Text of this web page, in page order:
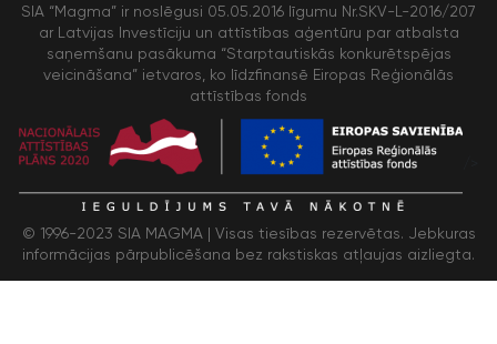
SIA “Magma” ir noslēgusi 05.05.2016 līgumu Nr.SKV-L-2016/207
ar Latvijas Investīciju un attīstības aģentūru par atbalsta
saņemšanu pasākuma “Starptautiskās konkurētspējas
veicināšana” ietvaros, ko līdzfinansē Eiropas Reģionālās
attīstības fonds
© 1996-2023 SIA MAGMA | Visas tiesības rezervētas. Jebkuras
informācijas pārpublicēšana bez rakstiskas atļaujas aizliegta.